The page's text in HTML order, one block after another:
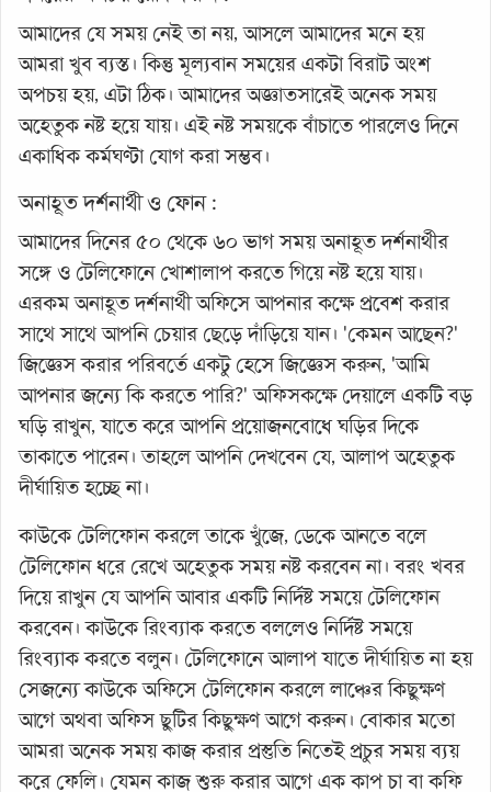
আমাদের যে সময় নেই তা নয়, আসলে আমাদের মনে হয়
আমরা খুব ব্যস্ত। কিন্তু মূল্যবান সময়ের একটা বিরাট অংশ
অপচয় হয়, এটা ঠিক। আমাদের অজ্ঞাতসারেই অনেক সময়
অহেতুক নষ্ট হয়ে যায়। এই নষ্ট সময়কে বাঁচাতে পারলেও দিনে
একাধিক কর্মঘণ্টা যোগ করা সম্ভব।
অনাহূত দর্শনার্থী ও ফোন :
আমাদের দিনের ৫০ থেকে ৬০ ভাগ সময় অনাহূত দর্শনার্থীর
সঙ্গে ও টেলিফোনে খোশালাপ করতে গিয়ে নষ্ট হয়ে যায়।
এরকম অনাহূত দর্শনার্থী অফিসে আপনার কক্ষে প্রবেশ করার
সাথে সাথে আপনি চেয়ার ছেড়ে দাঁড়িয়ে যান। 'কেমন আছেন?'
জিজ্ঞেস করার পরিবর্তে একটু হেসে জিজ্ঞেস করুন, 'আমি
আপনার জন্যে কি করতে পারি?' অফিসকক্ষে দেয়ালে একটি বড়
ঘড়ি রাখুন, যাতে করে আপনি প্রয়োজনবোধে ঘড়ির দিকে
তাকাতে পারেন। তাহলে আপনি দেখবেন যে, আলাপ অহেতুক
দীর্ঘায়িত হচ্ছে না।
কাউকে টেলিফোন করলে তাকে খুঁজে, ডেকে আনতে বলে
টেলিফোন ধরে রেখে অহেতুক সময় নষ্ট করবেন না। বরং খবর
দিয়ে রাখুন যে আপনি আবার একটি নির্দিষ্ট সময়ে টেলিফোন
করবেন। কাউকে রিংব্যাক করতে বললেও নির্দিষ্ট সময়ে
রিংব্যাক করতে বলুন। টেলিফোনে আলাপ যাতে দীর্ঘায়িত না হয়
সেজন্যে কাউকে অফিসে টেলিফোন করলে লাঞ্চের কিছুক্ষণ
আগে অথবা অফিস ছুটির কিছুক্ষণ আগে করুন। বোকার মতো
আমরা অনেক সময় কাজ করার প্রস্তুতি নিতেই প্রচুর সময় ব্যয়
করে ফেলি। যেমন কাজ শুরু করার আগে এক কাপ চা বা কফি